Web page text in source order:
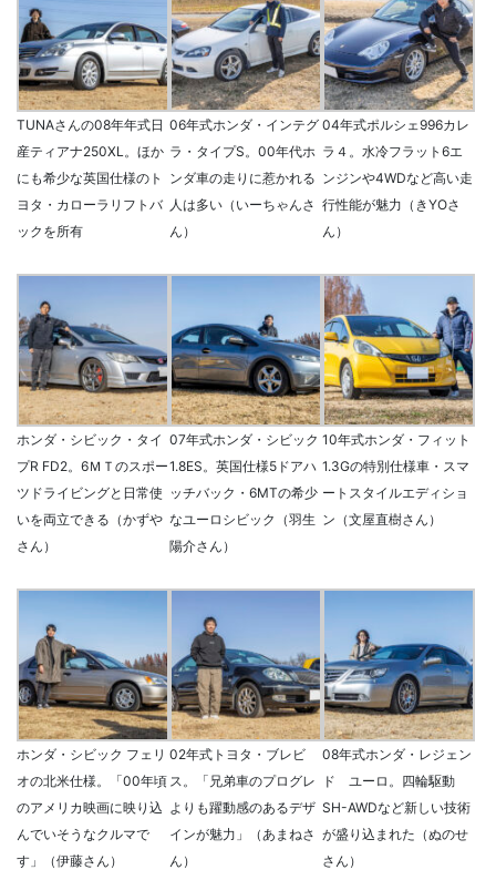
TUNAさんの08年年式日
産ティアナ250XL。ほか
にも希少な英国仕様のト
ヨタ・カローラリフトバ
ックを所有
06年式ホンダ・インテグ
ラ・タイプS。00年代ホ
ンダ車の走りに惹かれる
人は多い（いーちゃんさ
ん）
04年式ポルシェ996カレ
ラ４。水冷フラット6エ
ンジンや4WDなど高い走
行性能が魅力（きYOさ
ん）
ホンダ・シビック・タイ
プR FD2。6ＭＴのスポー
ツドライビングと日常使
いを両立できる（かずや
さん）
07年式ホンダ・シビック
1.8ES。英国仕様5ドアハ
ッチバック・6MTの希少
なユーロシビック（羽生
陽介さん）
10年式ホンダ・フィット
1.3Gの特別仕様車・スマ
ートスタイルエディショ
ン（文屋直樹さん）
ホンダ・シビック フェリ
オの北米仕様。「00年頃
のアメリカ映画に映り込
んでいそうなクルマで
す」（伊藤さん）
02年式トヨタ・ブレビ
ス。「兄弟車のプログレ
よりも躍動感のあるデザ
インが魅力」（あまねさ
ん）
08年式ホンダ・レジェン
ド ユーロ。四輪駆動
SH-AWDなど新しい技術
が盛り込まれた（ぬのせ
さん）